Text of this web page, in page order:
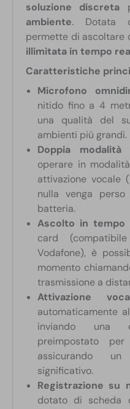
soluzione discreta
ambiente. Dotata
permette di ascoltare
illimitata in tempo
Caratteristiche
Microfono
nitido fino a 4
una qualità del
ambienti più grandi.
Doppia modalità
operare in
attivazione vocale
nulla venga
batteria.
Ascolto in tempo
card
Vodafone), è
momento
trasmissione a
Attivazione
automaticamente
inviando una
preimpostato
assicurando
significativo.
Registrazione su
dotato di scheda